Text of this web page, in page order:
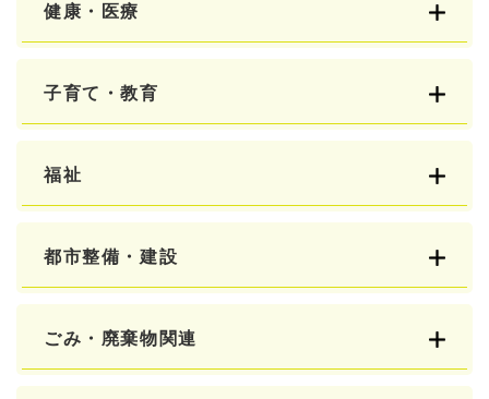
健康・医療
子育て・教育
福祉
都市整備・建設
ごみ・廃棄物関連